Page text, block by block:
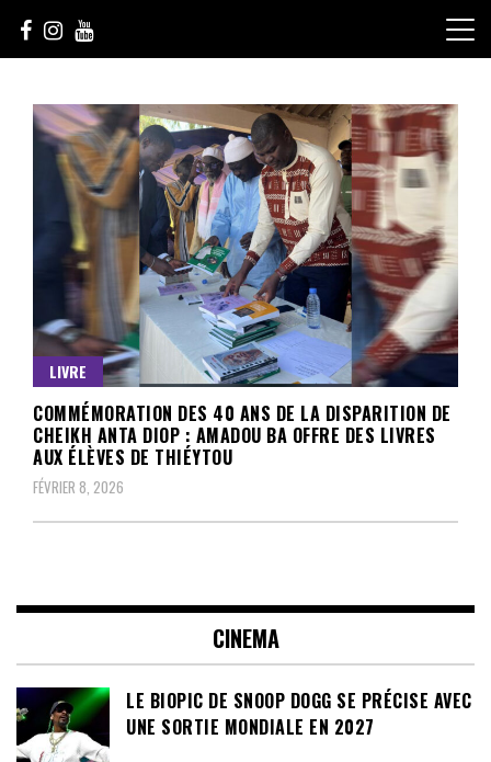
content
sunuculture
LIVRE
COMMÉMORATION DES 40 ANS DE LA DISPARITION DE
CHEIKH ANTA DIOP : AMADOU BA OFFRE DES LIVRES
AUX ÉLÈVES DE THIÉYTOU
FÉVRIER 8, 2026
CINEMA
LE BIOPIC DE SNOOP DOGG SE PRÉCISE AVEC
UNE SORTIE MONDIALE EN 2027